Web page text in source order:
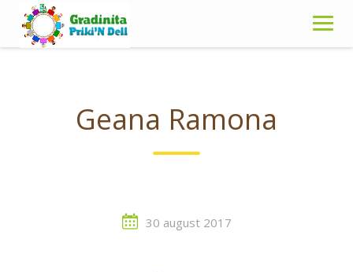
content
Geana Ramona
30 august 2017